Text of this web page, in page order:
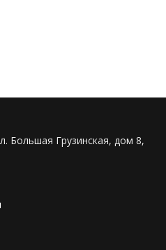
Большая Грузинская, дом 8,